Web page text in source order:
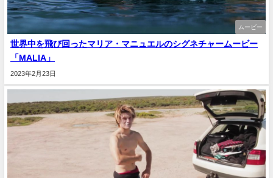
ムービー
世界中を飛び回ったマリア・マニュエルのシグネチャームービー
「MALIA」
2023年2月23日